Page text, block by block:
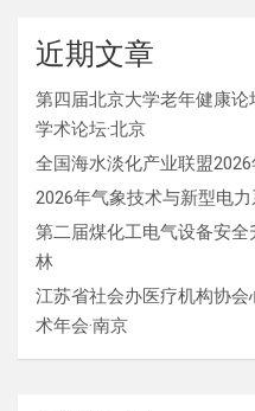
近期文章
第四届北京大学老年健康
学术论坛·北京
全国海水淡化产业联盟2026
2026年气象技术与新型电
第二届煤化工电气设备安全
林
江苏省社会办医疗机构协
术年会·南京